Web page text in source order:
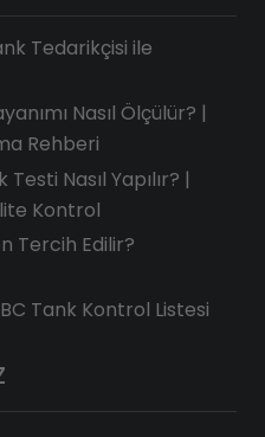
Tedarikçisi ile
Nasıl Ölçülür? |
Rehberi
Nasıl Yapılır? |
Kontrol
Tercih Edilir?
Tank Kontrol Listesi